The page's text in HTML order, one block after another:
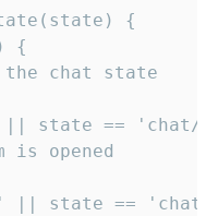
{
{
chat state
state ==
is opened
|| state ==